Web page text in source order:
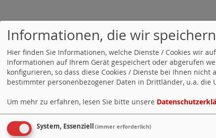
Informationen, die wir speichern
Hier finden Sie Informationen, welche Dienste / Cookies wir
Informationen auf Ihrem Gerät gespeichert oder abgerufen
konfigurieren, so dass diese Cookies / Dienste bei Ihnen
bestimmter personenbezogener Daten in Drittländer, u.a. die
Um mehr zu erfahren, lesen Sie bitte unsere
System, Essenziell (immer erforderlich)